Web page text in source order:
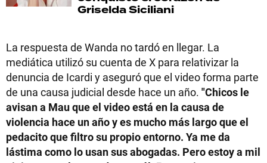
Griselda Siciliani
La respuesta de Wanda no tardó en llegar. La
mediática utilizó su cuenta de X para relativizar la
denuncia de Icardi y aseguró que el video forma parte
de una causa judicial desde hace un año. "Chicos le
avisan a Mau que el video está en la causa de
violencia hace un año y es mucho más largo que el
pedacito que filtro su propio entorno. Ya me da
lástima como lo usan sus abogadas. Pero estoy a mil